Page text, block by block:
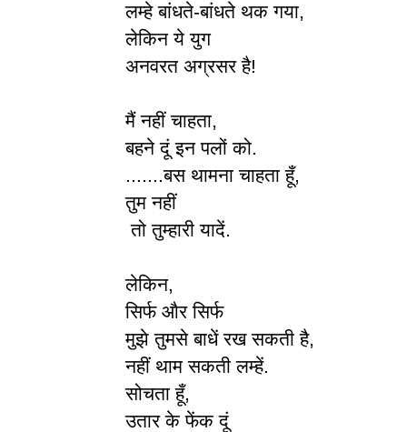
लम्हे बांधते-बांधते थक गया,
लेकिन ये युग
अनवरत अग्रसर है!
मैं नहीं चाहता,
बहने दूं इन पलों को.
.......बस थामना चाहता हूँ,
तुम नहीं
तो तुम्हारी यादें.
लेकिन,
सिर्फ और सिर्फ
मुझे तुमसे बाधें रख सकती है,
नहीं थाम सकती लम्हें.
सोचता हूँ,
उतार के फेंक दूं